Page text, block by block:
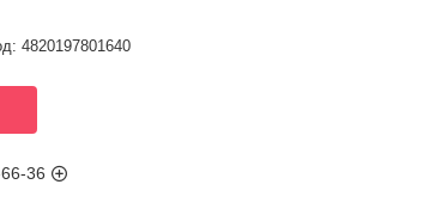
4820197801640
36